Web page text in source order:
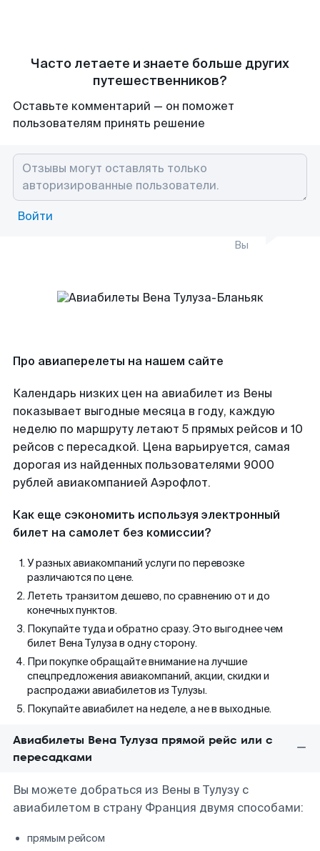
Часто летаете и знаете больше других
путешественников?
Оставьте комментарий — он поможет
пользователям принять решение
Войти
Вы
Про авиаперелеты на нашем сайте
Календарь низких цен на авиабилет из Вены
показывает выгодные месяца в году, каждую
неделю по маршруту летают 5 прямых рейсов и 10
рейсов с пересадкой. Цена варьируется, самая
дорогая из найденных пользователями 9000
рублей авиакомпанией Аэрофлот.
Как еще сэкономить используя электронный
билет на самолет без комиссии?
У разных авиакомпаний услуги по перевозке
различаются по цене.
Лететь транзитом дешево, по сравнению от и до
конечных пунктов.
Покупайте туда и обратно сразу. Это выгоднее чем
билет Вена Тулуза в одну сторону.
При покупке обращайте внимание на лучшие
спецпредложения авиакомпаний, акции, скидки и
распродажи авиабилетов из Тулузы.
Покупайте авиабилет на неделе, а не в выходные.
Авиабилеты Вена Тулуза прямой рейс или с
пересадками
Вы можете добраться из Вены в Тулузу с
авиабилетом в страну Франция двумя способами:
прямым рейсом